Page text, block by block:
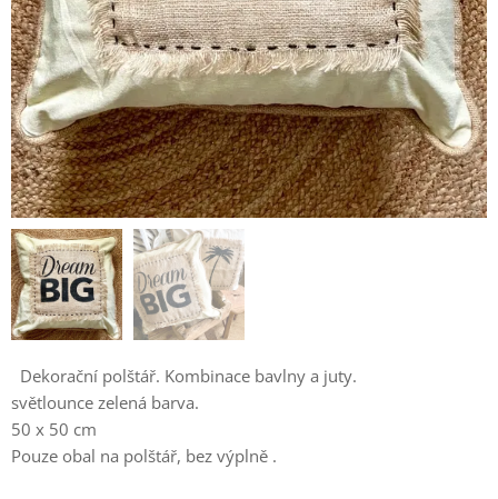
Dekorační polštář. Kombinace bavlny a juty.
světlounce zelená barva.
50 x 50 cm
Pouze obal na polštář, bez výplně .